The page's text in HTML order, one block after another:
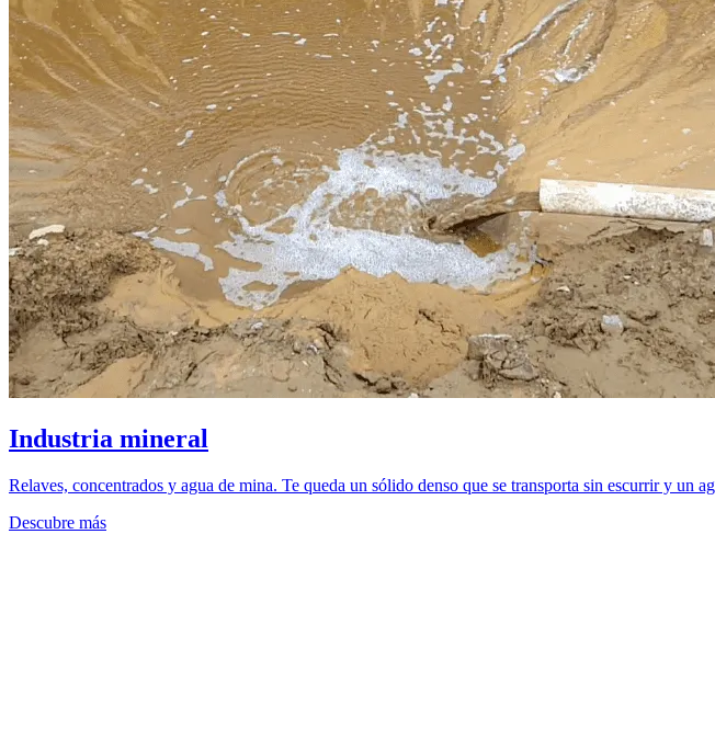
Industria mineral
Relaves, concentrados y agua de mina. Te queda un sólido denso que se transporta sin escurrir y un
Descubre más